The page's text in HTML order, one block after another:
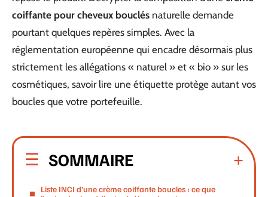
coiffante pour cheveux bouclés naturelle demande
pourtant quelques repères simples. Avec la
réglementation européenne qui encadre désormais plus
strictement les allégations « naturel » et « bio » sur les
cosmétiques, savoir lire une étiquette protège autant vos
boucles que votre portefeuille.
SOMMAIRE
Liste INCI d’une crème coiffante boucles : ce que